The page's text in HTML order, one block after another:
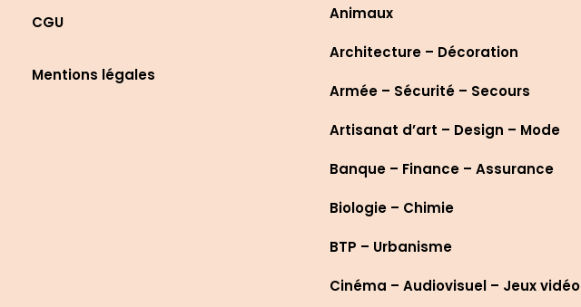
CGU
Mentions légales
Animaux
Architecture – Décoration
Armée – Sécurité – Secours
Artisanat d’art – Design – Mode
Banque – Finance – Assurance
Biologie – Chimie
BTP – Urbanisme
Cinéma – Audiovisuel – Jeux vidéo